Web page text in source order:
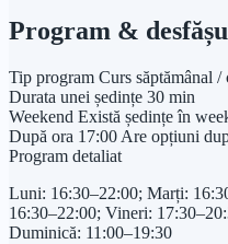
Program &
Tip program Curs săptămânal /
Durata unei ședințe 30 min
Weekend Există ședințe în
După ora 17:00 Are opțiuni
Program detaliat
Luni: 16:30–22:00; Marți:
16:30–22:00; Vineri:
Duminică: 11:00–19:30